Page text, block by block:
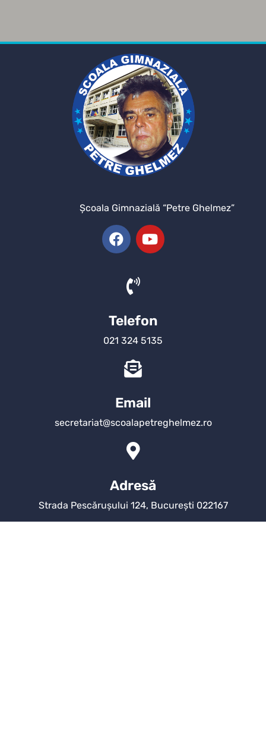
Şcoala Gimnazială “Petre Ghelmez”
Telefon
021 324 5135
Email
secretariat@scoalapetreghelmez.ro
Adresă
Strada Pescărușului 124, București 022167